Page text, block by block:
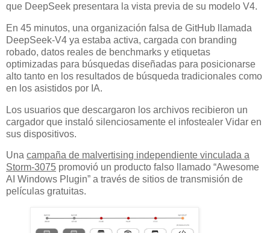
que DeepSeek presentara la vista previa de su modelo V4.
En 45 minutos, una organización falsa de GitHub llamada
DeepSeek-V4 ya estaba activa, cargada con branding
robado, datos reales de benchmarks y etiquetas
optimizadas para búsquedas diseñadas para posicionarse
alto tanto en los resultados de búsqueda tradicionales como
en los asistidos por IA.
Los usuarios que descargaron los archivos recibieron un
cargador que instaló silenciosamente el infostealer Vidar en
sus dispositivos.
Una campaña de malvertising independiente vinculada a
Storm-3075 promovió un producto falso llamado “Awesome
AI Windows Plugin” a través de sitios de transmisión de
películas gratuitas.